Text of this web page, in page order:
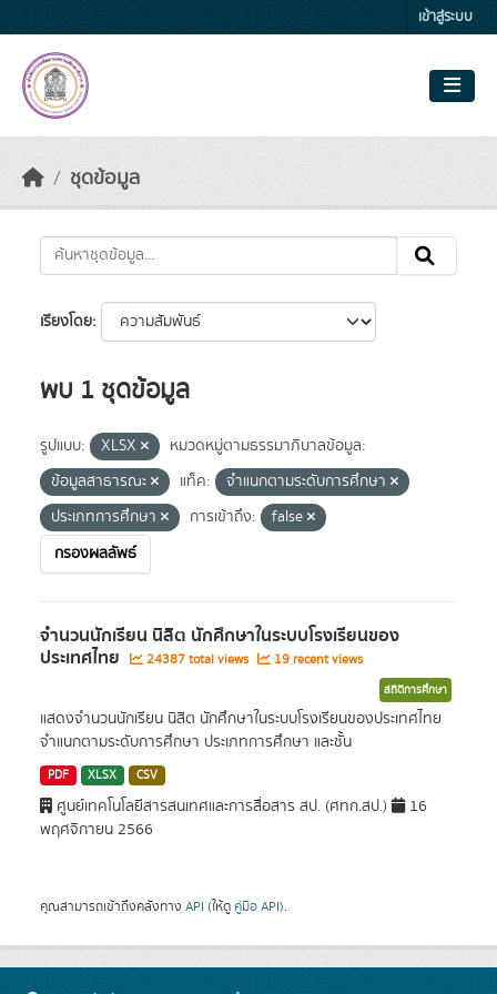
เข้าสู่ระบบ
ชุดข้อมูล
เรียงโดย
พบ 1 ชุดข้อมูล
รูปแบบ: XLSX
หมวดหมู่ตามธรรมาภิบาลข้อมูล:
ข้อมูลสาธารณะ
แท็ค:
จำแนกตามระดับการศึกษา
ประเภทการศึกษา
การเข้าถึง:
false
กรองผลลัพธ์
จำนวนนักเรียน นิสิต นักศึกษาในระบบโรงเรียนของ
ประเทศไทย 24387 total views 19 recent views
สถิติการศึกษา
แสดงจำนวนนักเรียน นิสิต นักศึกษาในระบบโรงเรียนของประเทศไทย
จำแนกตามระดับการศึกษา ประเภทการศึกษา และชั้น
PDF XLSX CSV
ศูนย์เทคโนโลยีสารสนเทศและการสื่อสาร สป. (ศทก.สป.)
16
พฤศจิกายน 2566
คุณสามารถเข้าถึงคลังทาง API (ให้ดู คู่มือ API).